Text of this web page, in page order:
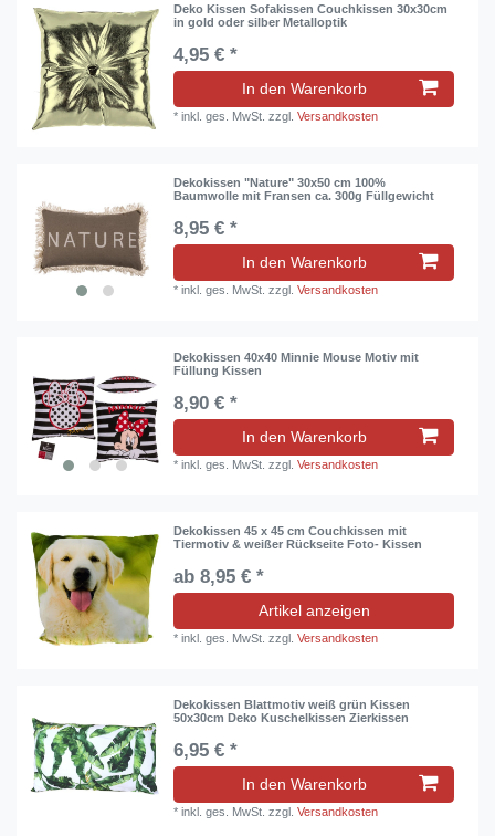
Deko Kissen Sofakissen Couchkissen 30x30cm
in gold oder silber Metalloptik
4,95 € *
In den Warenkorb
*inkl. ges. MwSt. zzgl.Versandkosten
Dekokissen "Nature" 30x50 cm 100%
Baumwolle mit Fransen ca. 300g Füllgewicht
8,95 € *
In den Warenkorb
*inkl. ges. MwSt. zzgl.Versandkosten
Dekokissen 40x40 Minnie Mouse Motiv mit
Füllung Kissen
8,90 € *
In den Warenkorb
*inkl. ges. MwSt. zzgl.Versandkosten
Dekokissen 45 x 45 cm Couchkissen mit
Tiermotiv & weißer Rückseite Foto- Kissen
ab 8,95 € *
Artikel anzeigen
*inkl. ges. MwSt. zzgl.Versandkosten
Dekokissen Blattmotiv weiß grün Kissen
50x30cm Deko Kuschelkissen Zierkissen
6,95 € *
In den Warenkorb
*inkl. ges. MwSt. zzgl.Versandkosten